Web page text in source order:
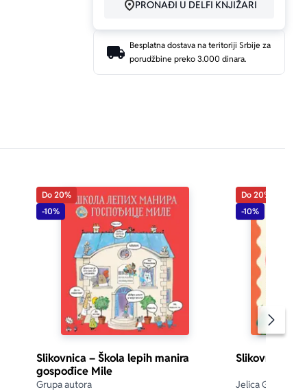
PRONAĐI U DELFI KNJIŽARI
Besplatna dostava na teritoriji Srbije za
porudžbine preko 3.000 dinara.
Do 20%
-10%
Slikovnica – Škola lepih manira
gospođice Mile
Grupa autora
Do 20%
-10%
Slikovnica –
Jelica